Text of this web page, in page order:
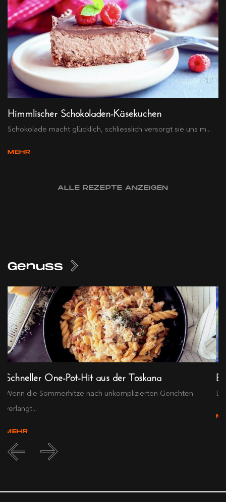
Himmlischer Schokoladen-Käsekuchen
Schokolade macht glücklich, schliesslich versorgt sie uns m...
MEHR
ALLE REZEPTE ANZEIGEN
Genuss
Schneller One-Pot-Hit aus der Toskana
Wenn die Sommerhitze nach unkomplizierten Gerichten
verlangt...
MEHR